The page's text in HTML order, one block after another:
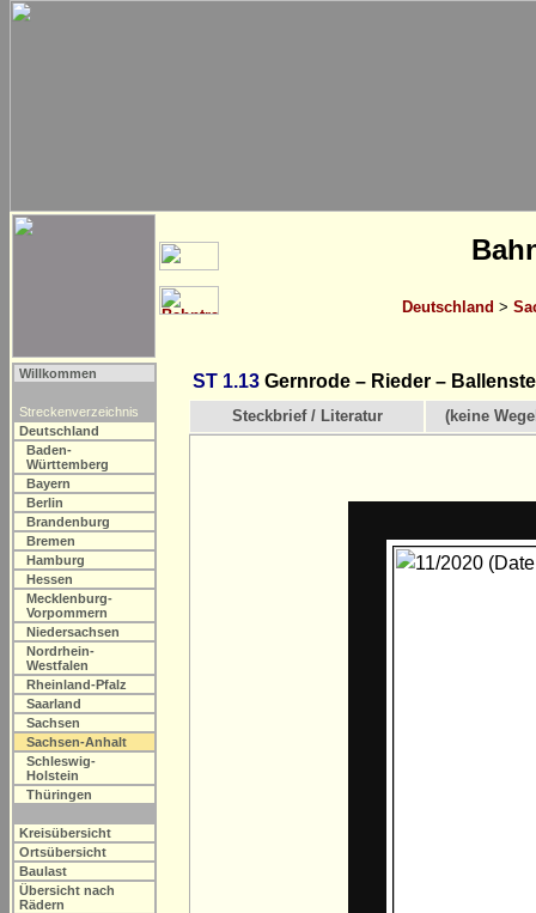
Deutschland >
Willkommen
Streckenverzeichnis
Deutschland
Baden-
Württemberg
Bayern
Berlin
Brandenburg
Bremen
Hamburg
Hessen
Mecklenburg-
Vorpommern
Niedersachsen
Nordrhein-
Westfalen
Rheinland-Pfalz
Saarland
Sachsen
Sachsen-Anhalt
Schleswig-
Holstein
Thüringen
Kreisübersicht
Ortsübersicht
Baulast
Übersicht nach
Rädern
ST 1.13 Gernrode – Rieder –
Steckbrief / Literatur (keine